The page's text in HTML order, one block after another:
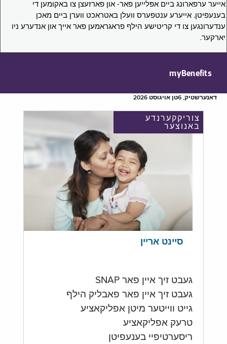
אייער ערפארונג ביים אפּלייען פאר- און פארזעצן צו באקומען די
בענעפיטן. אייערע ענטפערס וועלן באטראכט ווערן ביים מאכן
ענדערונגען צו די קריטישע הילף פראגראמען פאר אייך און אנדערע ניו
יארקער.
myBenefits
דאנערשטיק, 6טן אויגוסט 2026
צוריקקערנדע
באנוצער
סיינט אריין
געבט זיך איין פאר SNAP
געבט זיך איין פאר פאבליק הילף
גייט ווייטער מיטן אפליקאציע
טרעק אפליקאציע
ריסערטיפיי בענעפיטן